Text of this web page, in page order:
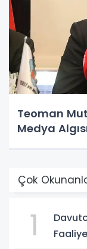
Teoman
Medya
Çok
1